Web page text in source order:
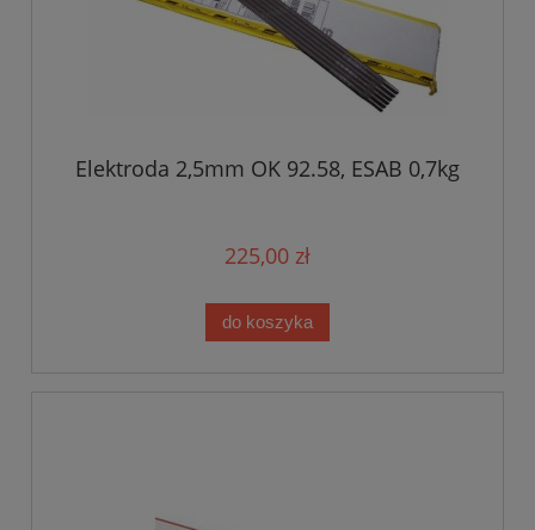
Elektroda 2,5mm OK 92.58, ESAB 0,7kg
225,00 zł
do koszyka